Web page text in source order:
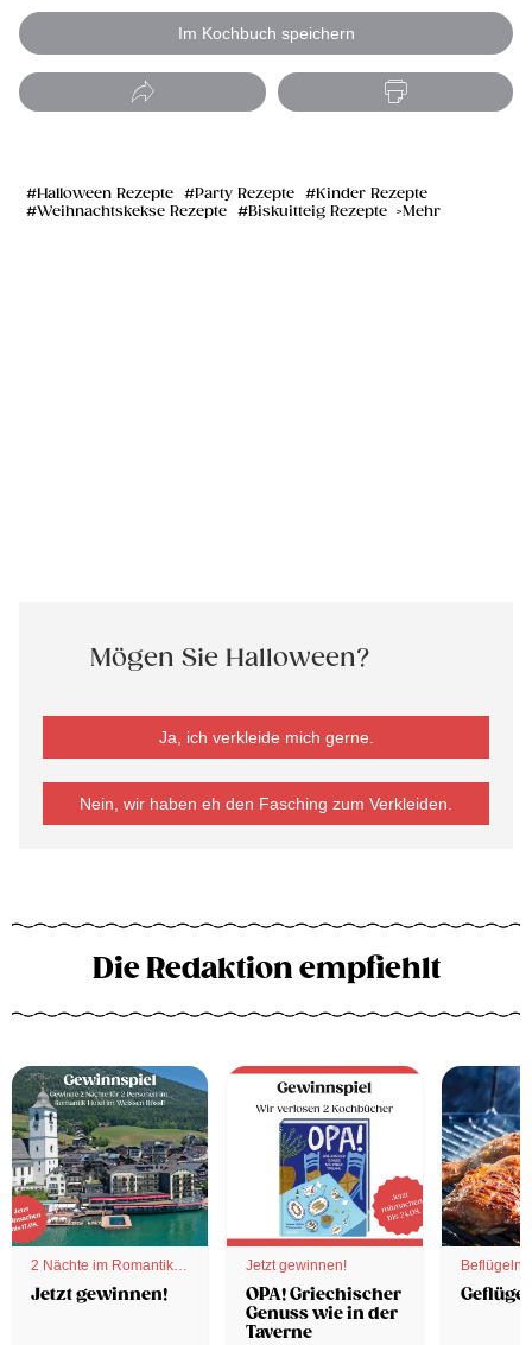
Im Kochbuch speichern
Halloween Rezepte Party Rezepte
Kinder Rezepte
Weihnachtskekse Rezepte
Biskuitteig Rezepte Mehr
Mögen Sie Halloween?
Ja, ich verkleide mich gerne.
Nein, wir haben eh den Fasching zum Verkleiden.
Die Redaktion empfiehlt
2 Nächte im Romantik
Hotel
Jetzt gewinnen!
Jetzt gewinnen!
OPA! Griechischer
Genuss wie in der
Taverne